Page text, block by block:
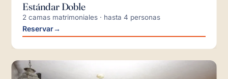
Estándar Doble
2 camas matrimoniales · hasta 4 personas
Reservar→